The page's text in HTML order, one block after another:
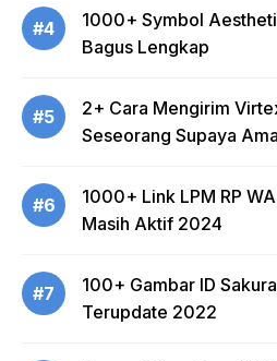
#4
1000+ Symbol
Bagus Lengkap
#5
2+ Cara Mengirim
Seseorang Supaya
#6
1000+ Link LPM RP
Masih Aktif 2024
#7
100+ Gambar ID
Terupdate 2022